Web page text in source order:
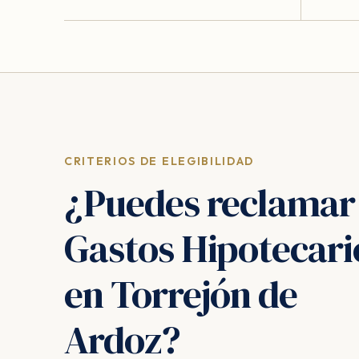
CRITERIOS DE ELEGIBILIDAD
¿Puedes reclamar
Gastos
en Torrejón de
Ardoz?